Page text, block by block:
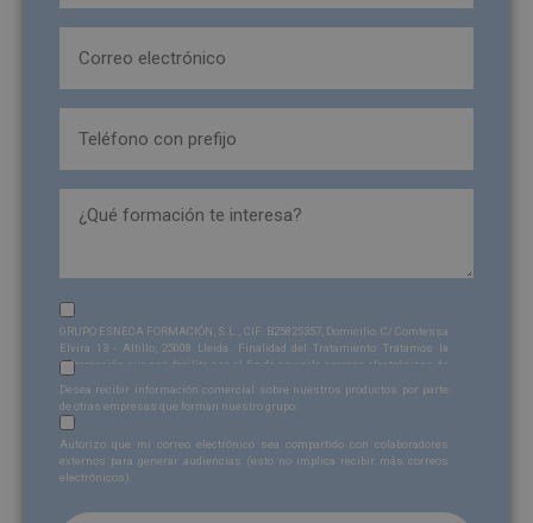
(Obligatorio)
(Obligatorio)
Sin
nombre
(Obligatorio)
GRUPO ESNECA FORMACIÓN, S.L., CIF: B25825357, Domicilio: C/ Comtessa
Elvira 13 - Altillo, 25008 Lleida. Finalidad del Tratamiento: Tratamos la
información que nos facilita con el fin de enviarle correos electrónicos de
productos que fueran de su interés. Legitimación del tratamiento:
Consentimiento del interesado. Derechos: Puede ejercitar sus derechos
identificándose suficientemente, dirigiéndose a la dirección
admin@grupoesneca.com . Para más información consulte nuestra
Política de Privacidad. Desea recibir información comercial (vía telefónica
y/o email):
Sin
nombre
Desea recibir información comercial sobre nuestros productos por parte
de otras empresas que forman nuestro grupo:
Sin
nombre
Autorizo que mi correo electrónico sea compartido con colaboradores
externos para generar audiencias (esto no implica recibir más correos
electrónicos):